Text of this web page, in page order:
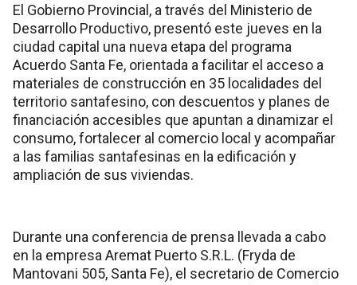
El Gobierno Provincial, a través del Ministerio de
Desarrollo Productivo, presentó este jueves en la
ciudad capital una nueva etapa del programa
Acuerdo Santa Fe, orientada a facilitar el acceso a
materiales de construcción en 35 localidades del
territorio santafesino, con descuentos y planes de
financiación accesibles que apuntan a dinamizar el
consumo, fortalecer al comercio local y acompañar
a las familias santafesinas en la edificación y
ampliación de sus viviendas.
Durante una conferencia de prensa llevada a cabo
en la empresa Aremat Puerto S.R.L. (Fryda de
Mantovani 505, Santa Fe), el secretario de Comercio